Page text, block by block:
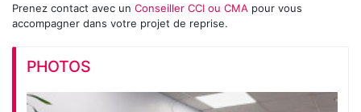
Prenez contact avec un Conseiller CCI ou CMA pour vous
accompagner dans votre projet de reprise.
PHOTOS